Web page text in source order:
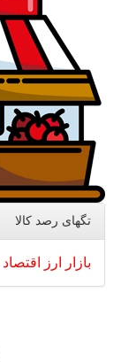
تگهای رصد كالا
بازار ارز اقتصاد